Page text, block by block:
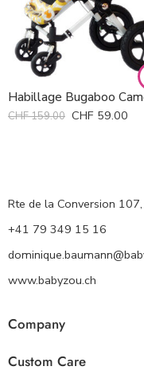
CHF159.00 CHF 59.00
Rte de la Conversion
+41 79 349 15 16
www.babyzou.ch
Company
Custom Care